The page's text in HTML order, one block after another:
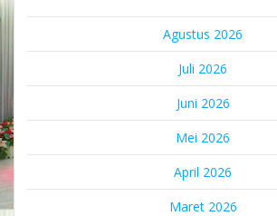
Agustus 2026
Juli 2026
Juni 2026
Mei 2026
April 2026
Maret 2026